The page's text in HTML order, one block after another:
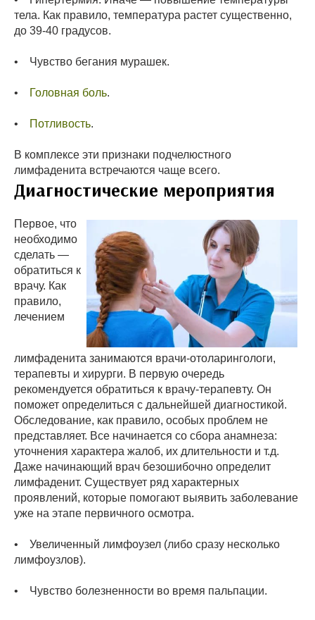
тела. Как правило, температура растет существенно,
до 39-40 градусов.
• Чувство бегания мурашек.
• Головная боль.
• Потливость.
В комплексе эти признаки подчелюстного
лимфаденита встречаются чаще всего.
Диагностические мероприятия
Первое, что
необходимо
сделать —
обратиться к
врачу. Как
правило,
лечением
лимфаденита занимаются врачи-отоларингологи,
терапевты и хирурги. В первую очередь
рекомендуется обратиться к врачу-терапевту. Он
поможет определиться с дальнейшей диагностикой.
Обследование, как правило, особых проблем не
представляет. Все начинается со сбора анамнеза:
уточнения характера жалоб, их длительности и т.д.
Даже начинающий врач безошибочно определит
лимфаденит. Существует ряд характерных
проявлений, которые помогают выявить заболевание
уже на этапе первичного осмотра.
• Увеличенный лимфоузел (либо сразу несколько
лимфоузлов).
• Чувство болезненности во время пальпации.